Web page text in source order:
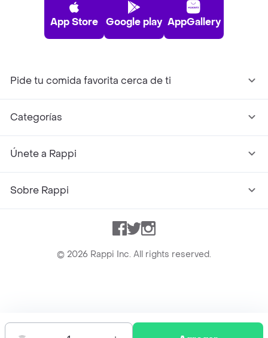
App Store Google play AppGallery
Pide tu comida favorita cerca de ti
Categorías
Únete a Rappi
Sobre Rappi
Facebook
TwitterInstagram
© 2026 Rappi Inc. All rights reserved.